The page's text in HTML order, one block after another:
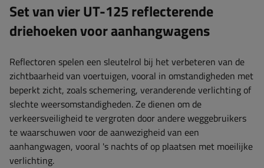
Set van vier UT-125 reflecterende
driehoeken voor aanhangwagens
Reflectoren spelen een sleutelrol bij het verbeteren van de
zichtbaarheid van voertuigen, vooral in omstandigheden met
beperkt zicht, zoals schemering, veranderende verlichting of
slechte weersomstandigheden. Ze dienen om de
verkeersveiligheid te vergroten door andere weggebruikers
te waarschuwen voor de aanwezigheid van een
aanhangwagen, vooral 's nachts of op plaatsen met moeilijke
verlichting.